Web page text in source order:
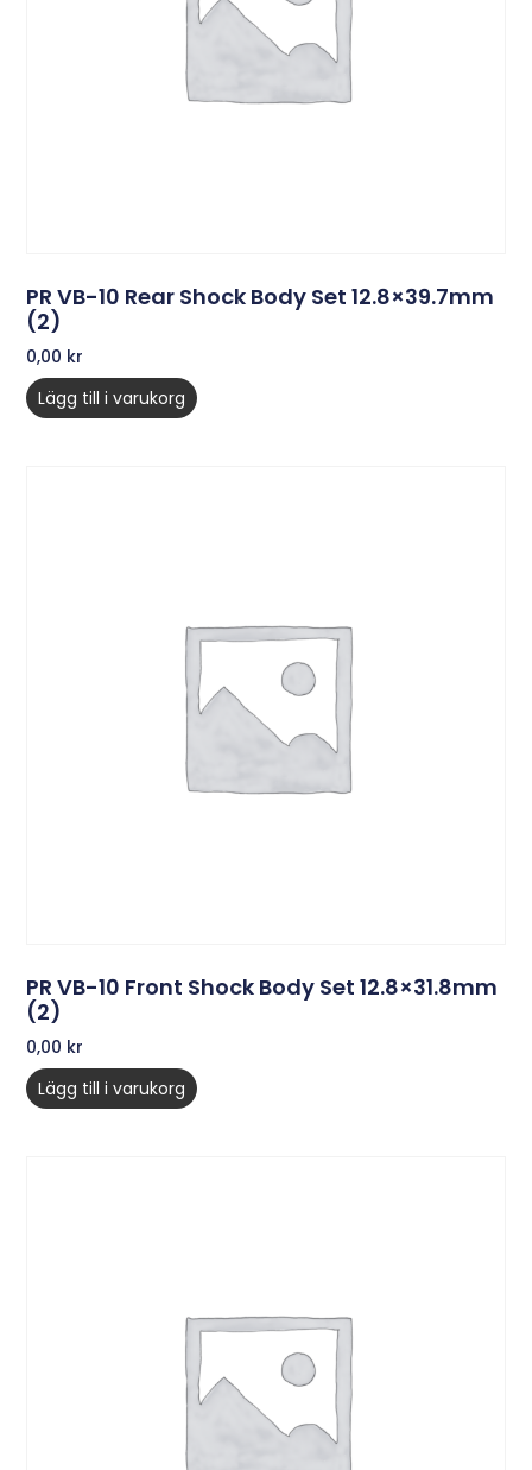
PR VB-10 Rear Shock Body Set 12.8×39.7mm
(2)
0,00 kr
Lägg till i varukorg
PR VB-10 Front Shock Body Set 12.8×31.8mm
(2)
0,00 kr
Lägg till i varukorg